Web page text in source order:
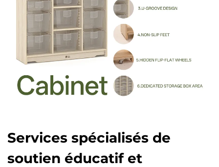
Services spécialisés de
soutien éducatif et